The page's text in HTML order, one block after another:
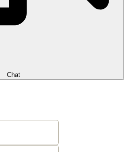
Chat